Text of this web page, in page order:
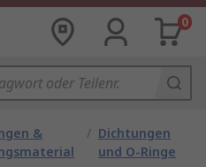
0
&
/ Dichtungen
und O-Ringe